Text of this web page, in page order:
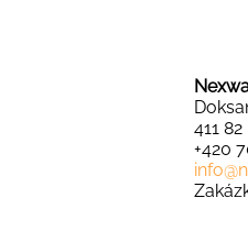
411
+420